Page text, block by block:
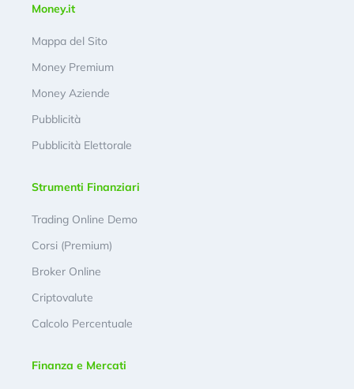
Money.it
Mappa del Sito
Money Premium
Money Aziende
Pubblicità
Pubblicità Elettorale
Strumenti Finanziari
Trading Online Demo
Corsi (Premium)
Broker Online
Criptovalute
Calcolo Percentuale
Finanza e Mercati